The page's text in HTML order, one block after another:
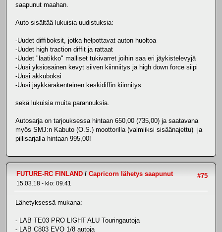
saapunut maahan.
Auto sisältää lukuisia uudistuksia:
-Uudet diffiboksit, jotka helpottavat auton huoltoa
-Uudet high traction diffit ja rattaat
-Uudet "laatikko" malliset tukivarret joihin saa eri jäykistelevyjä
-Uusi yksiosainen kevyt siiven kiinniitys ja high down force siipi
-Uusi akkuboksi
-Uusi jäykkärakenteinen keskidiffin kiinnitys
sekä lukuisia muita parannuksia.
Autosarja on tarjouksessa hintaan 650,00 (735,00) ja saatavana
myös SMJ:n Kabuto (O.S.) moottorilla (valmiiksi sisäänajettu) ja
pillisarjalla hintaan 995,00!
#75
FUTURE-RC FINLAND / Capricorn lähetys saapunut
15.03.18 - klo: 09.41
Lähetyksessä mukana:
- LAB TE03 PRO LIGHT ALU Touringautoja
- LAB C803 EVO 1/8 autoja